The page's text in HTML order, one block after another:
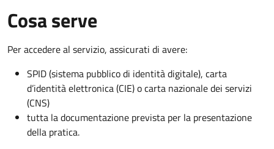
Cosa serve
Per accedere al servizio, assicurati di avere:
SPID (sistema pubblico di identità digitale), carta
d’identità elettronica (CIE) o carta nazionale dei servizi
(CNS)
tutta la documentazione prevista per la presentazione
della pratica.